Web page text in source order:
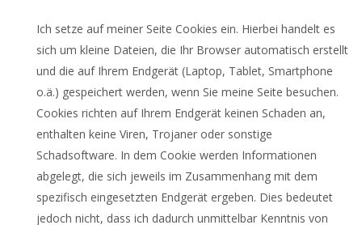
Ich setze auf meiner Seite Cookies ein. Hierbei handelt es
sich um kleine Dateien, die Ihr Browser automatisch erstellt
und die auf Ihrem Endgerät (Laptop, Tablet, Smartphone
o.ä.) gespeichert werden, wenn Sie meine Seite besuchen.
Cookies richten auf Ihrem Endgerät keinen Schaden an,
enthalten keine Viren, Trojaner oder sonstige
Schadsoftware. In dem Cookie werden Informationen
abgelegt, die sich jeweils im Zusammenhang mit dem
spezifisch eingesetzten Endgerät ergeben. Dies bedeutet
jedoch nicht, dass ich dadurch unmittelbar Kenntnis von